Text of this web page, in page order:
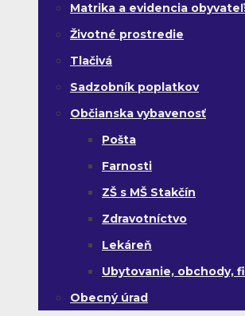
Matrika a evidencia
Životné prostredie
Tlačivá
Sadzobník poplatkov
Občianska vybavenosť
Pošta
Farnosti
ZŠ s MŠ Stakčín
Zdravotníctvo
Lekáreň
Ubytovanie, obchody,
Obecný úrad